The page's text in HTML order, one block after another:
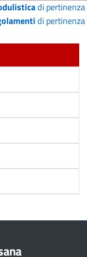
di pertinenza
di pertinenza